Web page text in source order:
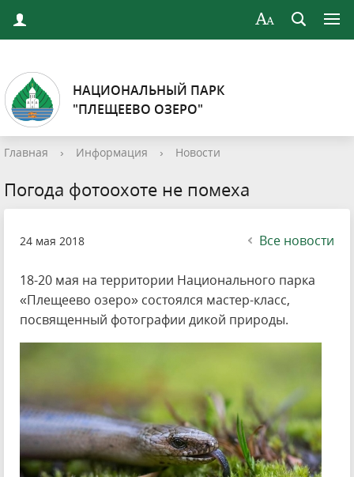
НАЦИОНАЛЬНЫЙ ПАРК
"ПЛЕЩЕЕВО ОЗЕРО"
Главная › Информация › Новости
Погода фотоохоте не помеха
24 мая 2018 Все новости
18-20 мая на территории Национального парка
«Плещеево озеро» состоялся мастер-класс,
посвященный фотографии дикой природы.